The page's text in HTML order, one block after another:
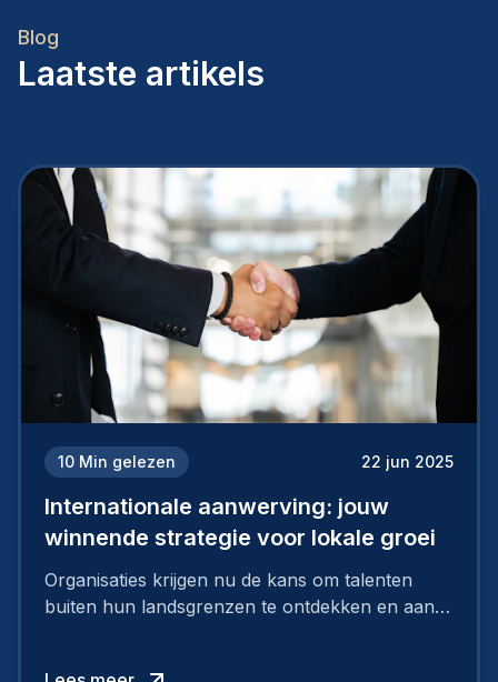
Blog
Laatste artikels
10 Min gelezen 22 jun 2025
Internationale aanwerving: jouw
winnende strategie voor lokale groei
Organisaties krijgen nu de kans om talenten
buiten hun landsgrenzen te ontdekken en aan